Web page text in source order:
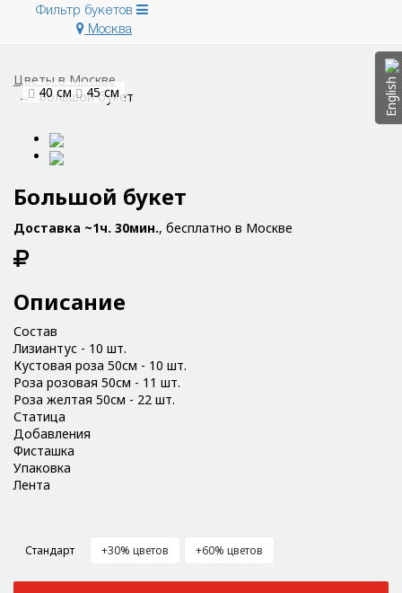
Фильтр букетов
Москва
Цветы в Москве
Большой букет
40 см 45 см
Большой букет
Доставка ~1ч. 30мин., бесплатно в Москве
Описание
Состав
Лизиантус - 10 шт.
Кустовая роза 50см - 10 шт.
Роза розовая 50см - 11 шт.
Роза желтая 50см - 22 шт.
Статица
Добавления
Фисташка
Упаковка
Лента
Стандарт +30% цветов +60% цветов
English